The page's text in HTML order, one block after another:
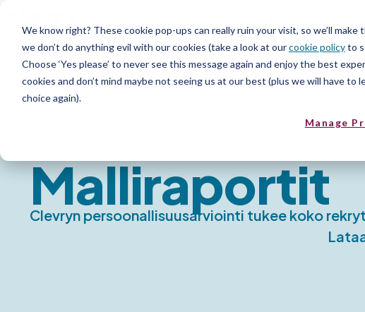
We know right? These cookie pop-ups can really ruin your visit, so we’ll
we don’t do anything evil with our cookies (take a look at ourcookie policyto
Choose ‘Yes please’ to never see this message again and enjoy the best
cookies and don’t mind maybe not seeing us at our best (plus we will have
choice again).
Manage
Malliraportit
Clevryn persoonallisuusarviointi tukee koko